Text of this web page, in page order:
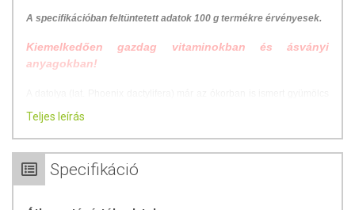
A specifikációban feltüntetett adatok 100 g termékre érvényesek.
Kiemelkedően gazdag vitaminokban és ásványi
anyagokban!
volt – írásos emlékek maradtak fenn róla az időszámításunk előtti
A datolyapálma magas, csaknem száratlan pálmafa. Szárnyalt levelei
vannak, melyek tövén redőzöttek, virágbuzogánya a levéltőből nő ki,
emellett tartalmaz B-vitamint, kalciumot, magnéziumot, foszfort,
Teljes leírás
Specifikáció